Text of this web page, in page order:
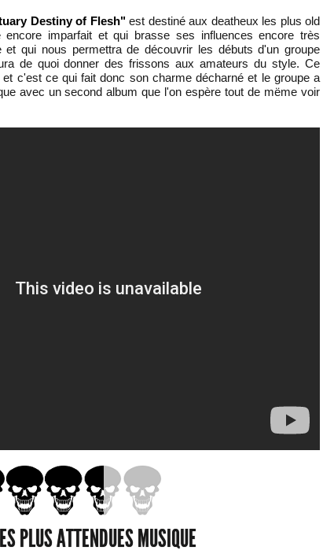
Destiny of Flesh"est destiné aux deatheux les plus old
imparfait et qui brasse ses influences encore très
et qui nous permettra de découvrir les débuts d'un groupe
de quoi donner des frissons aux amateurs du style. Ce
c'est ce qui fait donc son charme décharné et le groupe a
avec un second album que l'on espère tout de mëme voir
PLUS ATTENDUES MUSIQUE